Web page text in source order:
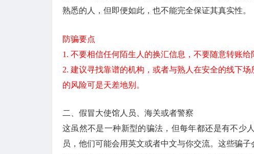
熟悉的人，但即便如此，也不能完全保证其真实性。
防骗要点
1. 不要相信任何陌生人的换汇信息，不要随意转账给
2. 建议寻找靠谱的机构，或者与熟人在安全的线下
的风险可是天差地别。
二、假冒大使馆人员、海关或者警察
这虽然不是一种新型的骗法，但每年都还是有不少
员，他们可能会用英文或者中文与你交流。这些骗